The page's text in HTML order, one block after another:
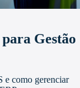
Gestão
e como gerenciar